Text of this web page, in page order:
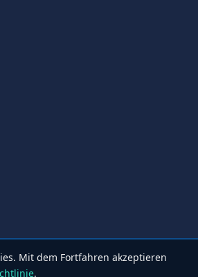
Mit dem Fortfahren akzeptieren
.